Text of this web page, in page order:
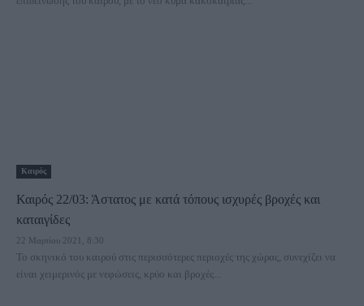
Καιρός
Καιρός 22/03: Άστατος με κατά τόπους ισχυρές βροχές και
καταιγίδες
22 Μαρτίου 2021, 8:30
Το σκηνικό του καιρού στις περισσότερες περιοχές της χώρας, συνεχίζει να
είναι χειμερινός με νεφώσεις, κρύο και βροχές...